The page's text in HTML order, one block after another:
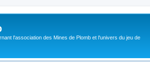
l'association des Mines de Plomb et l'univers du jeu de